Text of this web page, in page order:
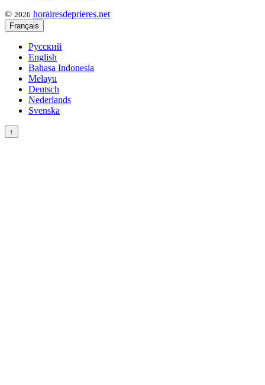
© 2026 horairesdeprieres.net
Français
Русский
English
Bahasa Indonesia
Melayu
Deutsch
Nederlands
Svenska
↑